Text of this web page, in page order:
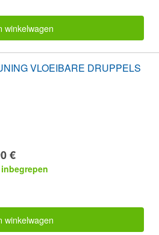
winkelwagen
VLOEIBARE DRUPPELS
€
inbegrepen
winkelwagen